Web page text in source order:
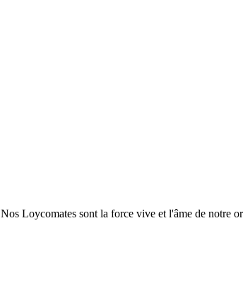
Nos Loycomates sont la force vive et l'âme de notre